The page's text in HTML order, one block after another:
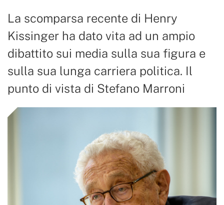
La scomparsa recente di Henry
Kissinger ha dato vita ad un ampio
dibattito sui media sulla sua figura e
sulla sua lunga carriera politica. Il
punto di vista di Stefano Marroni